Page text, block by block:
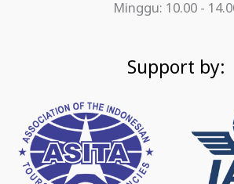
Minggu: 10.00 -
Support by: